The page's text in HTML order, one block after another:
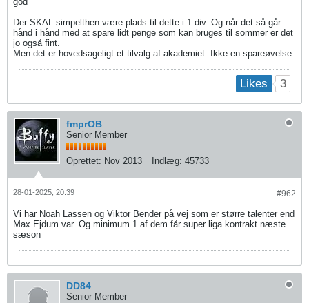
Der SKAL simpelthen være plads til dette i 1.div. Og når det så går
hånd i hånd med at spare lidt penge som kan bruges til sommer er det
jo også fint.
Men det er hovedsageligt et tilvalg af akademiet. Ikke en spareøvelse
Likes 3
fmprOB
Senior Member
Oprettet: Nov 2013 Indlæg: 45733
#962
28-01-2025, 20:39
Vi har Noah Lassen og Viktor Bender på vej som er større talenter end
Max Ejdum var. Og minimum 1 af dem får super liga kontrakt næste
sæson
DD84
Senior Member